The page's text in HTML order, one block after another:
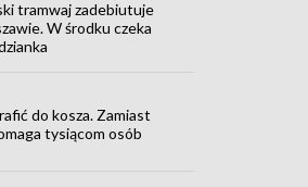
tramwaj zadebiutuje
W środku czeka
do kosza. Zamiast
tysiącom osób